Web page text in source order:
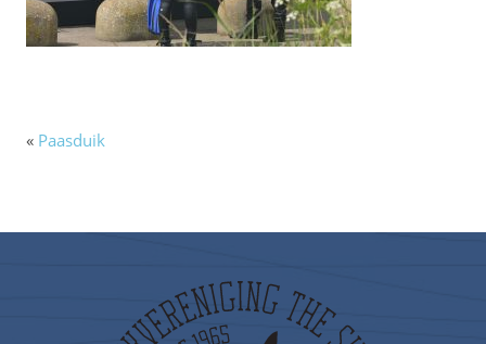
« Paasduik